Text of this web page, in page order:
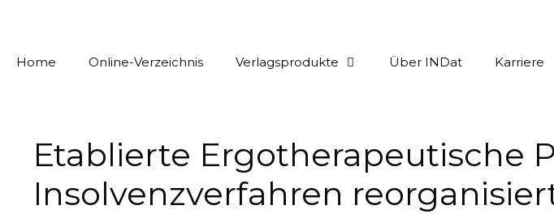
Home Online-Verzeichnis Verlagsprodukte Über INDat Karriere
Etablierte Ergotherapeutische
Insolvenzverfahren